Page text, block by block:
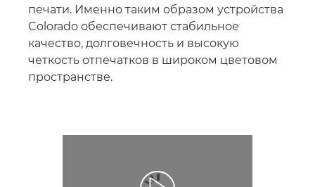
печати. Именно таким образом устройства
Colorado обеспечивают стабильное
качество, долговечность и высокую
четкость отпечатков в широком цветовом
пространстве.